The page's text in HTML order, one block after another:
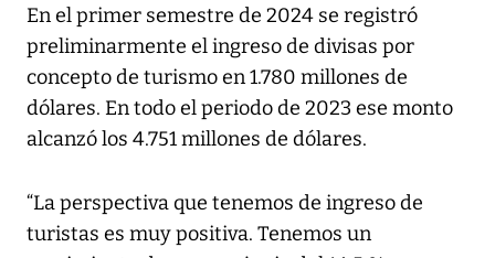
En el primer semestre de 2024 se registró
preliminarmente el ingreso de divisas por
concepto de turismo en 1.780 millones de
dólares. En todo el periodo de 2023 ese monto
alcanzó los 4.751 millones de dólares.
“La perspectiva que tenemos de ingreso de
turistas es muy positiva. Tenemos un